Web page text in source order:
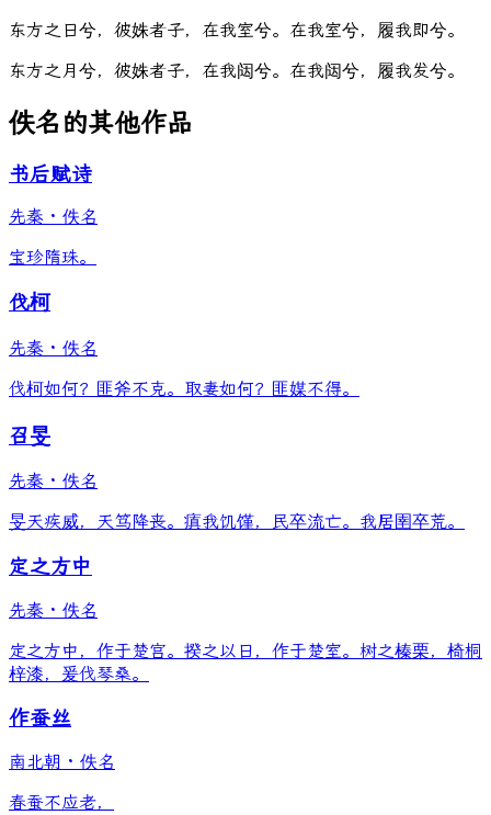
东方之 日兮， 彼姝者子， 在我室兮。 在我室兮， 履我即兮。
东方之月 兮， 彼姝者子， 在我闼兮。 在我闼兮， 履我发兮。
佚名的其他作品
书后赋诗
先秦 · 佚名
宝珍隋珠。
伐柯
先秦 · 佚名
伐柯如何？匪斧不克。取妻如何？匪媒不得。
召旻
先秦 · 佚名
旻天疾威，天笃降丧。瘨我饥馑，民卒流亡。我居圉卒荒。
定之方中
先秦 · 佚名
定之方中，作于楚宫。揆之以日，作于楚室。树之榛栗，椅桐
梓漆，爰伐琴桑。
作蚕丝
南北朝 · 佚名
春蚕不应老，